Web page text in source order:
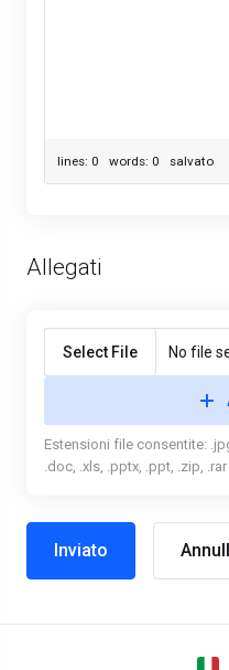
lines: 0 words: 0 salvato
Allegati
Select File No file
Estensioni file consentite:
.doc, .xls, .pptx, .ppt, .zip,